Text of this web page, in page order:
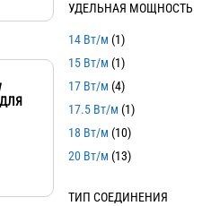
УДЕЛЬНАЯ МОЩНОСТЬ
14 Вт/м (1)
15 Вт/м (1)
17 Вт/м (4)
17.5 Вт/м (1)
18 Вт/м (10)
20 Вт/м (13)
ТИП СОЕДИНЕНИЯ